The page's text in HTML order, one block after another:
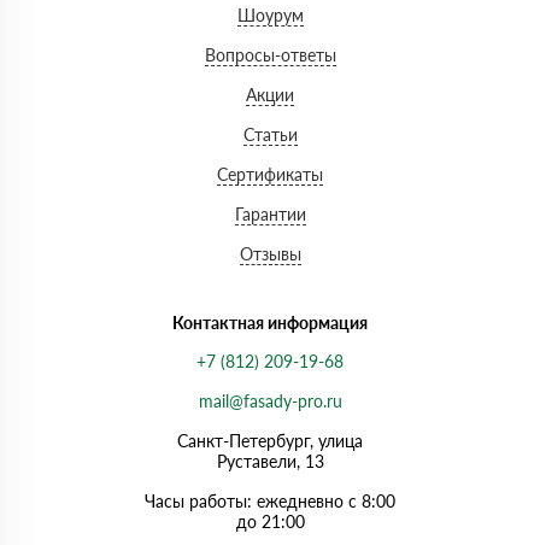
Шоурум
Вопросы-ответы
Акции
Статьи
Сертификаты
Гарантии
Отзывы
Контактная информация
+7 (812) 209-19-68
mail@fasady-pro.ru
Санкт-Петербург, улица
Руставели, 13
Часы работы: ежедневно с 8:00
до 21:00